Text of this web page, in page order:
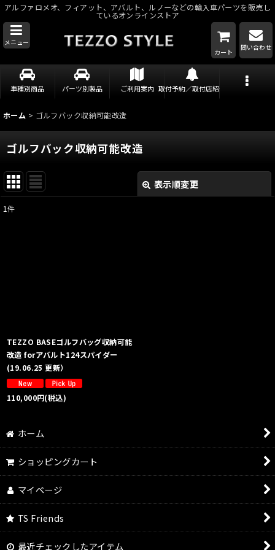
アルファロメオ、フィアット、アバルト、ルノーなどの輸入車パーツを販売し
ているオンラインストア
メニュー
カート
問い合わせ
車種別商品 パーツ別製品 ご利用案内 取付予約／取付店紹介
ホーム > ゴルフバック収納可能改造
ゴルフバック収納可能改造
表示順変更
1件
TEZZO BASEゴルフバッグ収納可能
改造 forアバルト124スパイダー
(19.06.25 更新）
110,000円(税込)
ホーム
ショッピングカート
マイページ
TS Friends
最近チェックしたアイテム